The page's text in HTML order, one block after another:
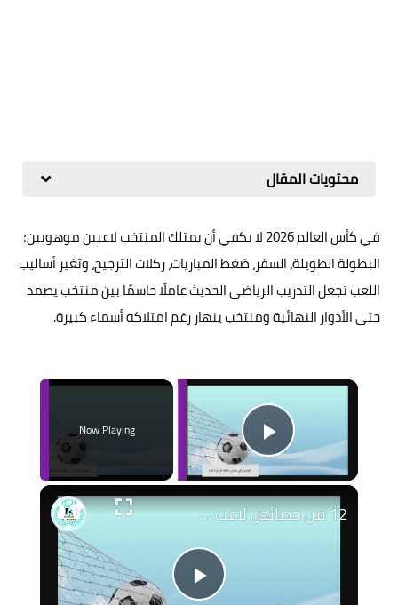
محتويات المقال
في كأس العالم 2026 لا يكفي أن يمتلك المنتخب لاعبين موهوبين؛
البطولة الطويلة، السفر، ضغط المباريات، ركلات الترجيح، وتغير أساليب
اللعب تجعل التدريب الرياضي الحديث عاملًا حاسمًا بين منتخب يصمد
حتى الأدوار النهائية ومنتخب ينهار رغم امتلاكه أسماء كبيرة.
×
Play Video
Now Playing
12 من خصائص لاعب كرة القدم المحترف + تقنيات ذهبية